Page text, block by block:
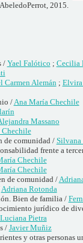
2015.
/ Yael Falótico ; Cecilia
Carmen Alemán; Elvira
/Ana María Chechile
Massano
de comunidad /
frente a
Chechile
Chechile
de comunidad /
Adriana Rotonda
Bien de familia /
jurídico de
Pietra
/Javier Muñiz
y otras personas